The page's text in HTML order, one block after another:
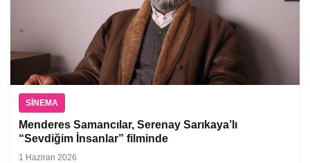
SINEMA
Menderes Samancılar, Serenay Sarıkaya’lı
“Sevdiğim İnsanlar” filminde
1 Haziran 2026